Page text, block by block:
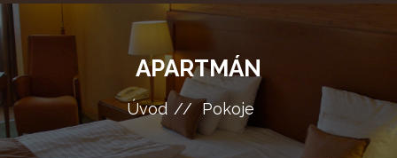
APARTMÁN
Úvod Pokoje